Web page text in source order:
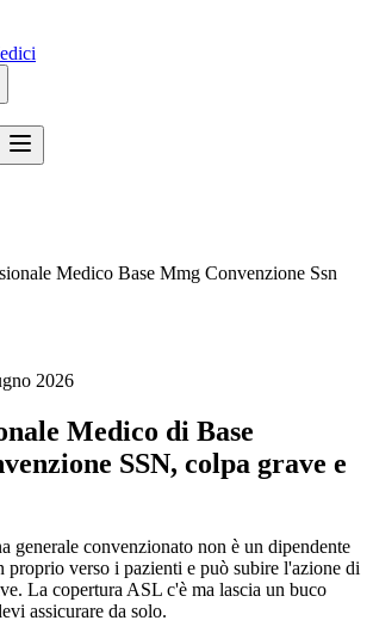
Medico Base Mmg Convenzione Ssn
2026
Medico di Base
SSN, colpa grave e
generale convenzionato non è un dipendente
proprio verso i pazienti e può subire l'azione di
La copertura ASL c'è ma lascia un buco
assicurare da solo.